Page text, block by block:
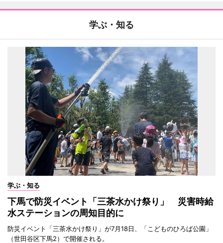
学ぶ・知る
学ぶ・知る
下馬で防災イベント「三茶水かけ祭り」 災害時給
水ステーションの周知目的に
防災イベント「三茶水かけ祭り」が7月18日、「こどものひろば公園」
（世田谷区下馬2）で開催される。